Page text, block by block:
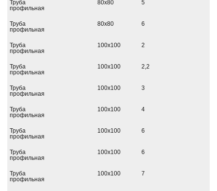
Труба
профильная
80х80 5
Труба
профильная
80х80 6
Труба
профильная
100х100 2
Труба
профильная
100х100 2,2
Труба
профильная
100х100 3
Труба
профильная
100х100 4
Труба
профильная
100х100 6
Труба
профильная
100х100 6
Труба
профильная
100х100 7